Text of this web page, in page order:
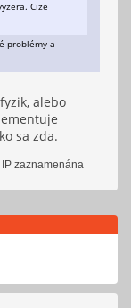
Cize
problémy a
alebo
sa zda.
IP zaznamenána